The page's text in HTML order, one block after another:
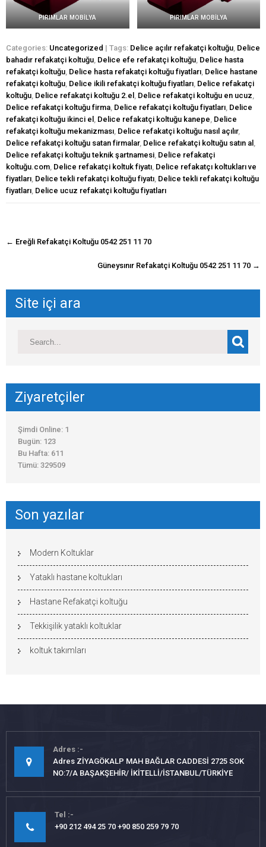
PIRIMLAR MOBİLYA PIRIMLAR MOBİLYA
Categories: Uncategorized | Tags: Delice açılır refakatçi koltuğu Delice
bahadır refakatçi koltuğu Delice efe refakatçi koltuğu Delice hasta
refakatçi koltuğu Delice hasta refakatçi koltuğu fiyatları Delice hastane
refakatçi koltuğu Delice ikili refakatçi koltuğu fiyatları Delice refakatçi
koltuğu Delice refakatçi koltuğu 2.el Delice refakatçi koltuğu en ucuz
Delice refakatçi koltuğu firma Delice refakatçi koltuğu fiyatları Delice
refakatçi koltuğu ikinci el
Delice refakatçi koltuğu kanepe Delice
refakatçi koltuğu mekanizması Delice refakatçi koltuğu nasıl açılır,
Delice refakatçi koltuğu satan firmalar, Delice refakatçi koltuğu satın al
Delice refakatçi koltuğu teknik şartnamesi Delice refakatçi
koltuğu.com Delice refakatçi koltuk fiyatı Delice refakatçı koltukları ve
fiyatları Delice tekli refakatçi koltuğu fiyatı Delice tekli refakatçi koltuğu
fiyatları Delice ucuz refakatçi koltuğu fiyatları
navigasyon
← Ereğli Refakatçi Koltuğu 0542 251 11 70
Güneysınır Refakatçi Koltuğu 0542 251 11 70 →
Site içi ara
Ziyaretçiler
Şimdi Online: 1
Bugün: 123
Bu Hafta: 611
Tümü: 329509
Son yazılar
Modern Koltuklar
Yataklı hastane koltukları
Hastane Refakatçi koltuğu
Tekkişilik yataklı koltuklar
koltuk takımları
Adres
Adres ZİYAGÖKALP MAH BAĞLAR CADDESİ 2725 SOK
NO:7/A BAŞAKŞEHİR/ İKİTELLİ/İSTANBUL/TÜRKİYE
Tel
+90 212 494 25 70 +90 850 259 79 70